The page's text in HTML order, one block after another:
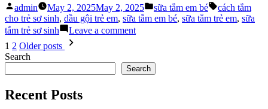
Sữa
Tắm
Em
Bé
“3
Posted
by
admin May 2, 2025May 2, 2025
Posted
in
sữa tắm em bé Tags:
cách tắm
cho trẻ sơ sinh, dầu gội trẻ em, sữa tắm em bé, sữa tắm trẻ em, sữa
tắm trẻ sơ sinh
Leave a commenton
Sữa
Tắm
Posts
pagination
1 2 Older posts
Search
Search
Recent Posts